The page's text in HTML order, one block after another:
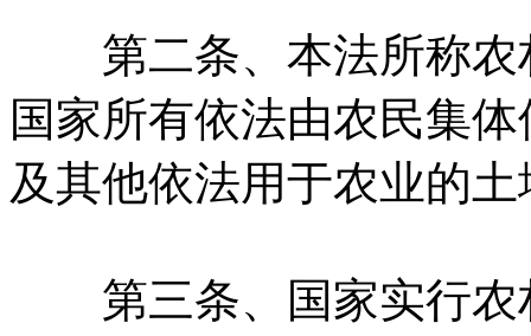
第二条、本法所称农
国家所有依法由农民集
及其他依法用于农业的土
第三条、国家实行农